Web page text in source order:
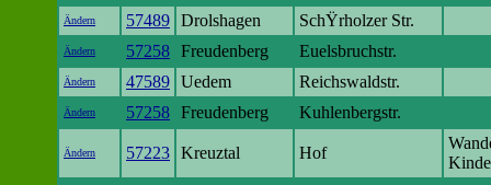
Ändern 57489 Drolshagen SchŸrholzer Str.
Ändern 57258 Freudenberg Euelsbruchstr.
Ändern 47589 Uedem Reichswaldstr.
Ändern 57258 Freudenberg Kuhlenbergstr.
Ändern 57223 Kreuztal Hof